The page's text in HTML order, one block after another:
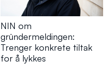
NIN om
gründermeldingen:
Trenger konkrete tiltak
for å lykkes